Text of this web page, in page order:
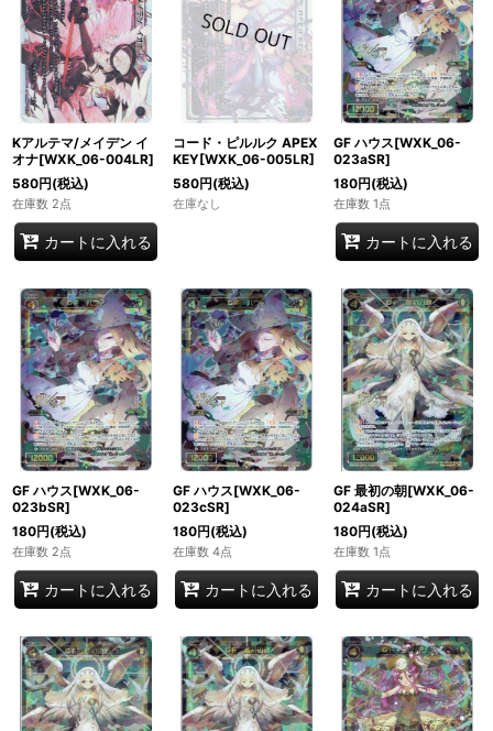
Kアルテマ/メイデン イ
オナ[WXK_06-004LR]
580円(税込)
在庫数 2点
カートに入れる
コード・ピルルク APEX
KEY[WXK_06-005LR]
580円(税込)
在庫なし
GF ハウス[WXK_06-
023aSR]
180円(税込)
在庫数 1点
カートに入れる
GF ハウス[WXK_06-
023bSR]
180円(税込)
在庫数 2点
カートに入れる
GF ハウス[WXK_06-
023cSR]
180円(税込)
在庫数 4点
カートに入れる
GF 最初の朝[WXK_06-
024aSR]
180円(税込)
在庫数 1点
カートに入れる